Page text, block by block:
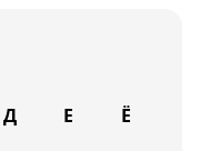
Д Е Ё